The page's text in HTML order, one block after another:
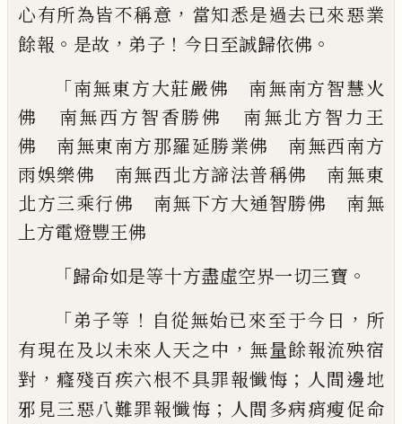
心有所為皆不稱意 ， 當知悉是過去已來惡業
餘報 。 是故 ， 弟子 ！ 今日至誠歸依佛 。
「南無東方大莊嚴佛 南無南方智慧火
佛
南無西方智香勝佛 南無北方智力王
佛 南無東南方那羅延勝業佛 南無西南方
雨娛樂佛 南無西北方諦法普稱佛 南無東
北方三乘行佛 南無下方大通智勝佛 南無
上方電燈豐王佛
「歸命如是等十方盡虛空界一切三寶 。
「弟子等 ！ 自從無始已來至于今日 ， 所
有現在及以未來人天之中 ， 無量餘報流殃宿
對 ，癃殘百疾六根不具罪報懺悔 ； 人間邊地
邪見三惡八難罪報懺悔 ； 人間多病痟瘦促命